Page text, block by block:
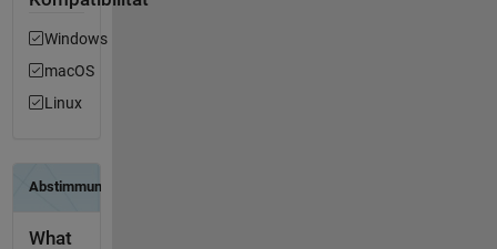
Windows
macOS
Linux